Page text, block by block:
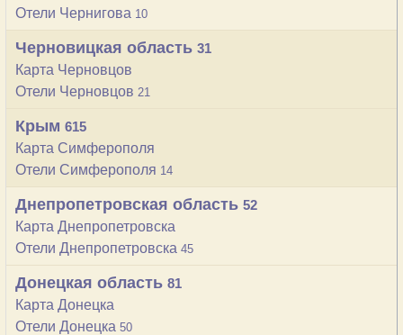
Отели Чернигова 10
Черновицкая область 31
Карта Черновцов
Отели Черновцов 21
Крым 615
Карта Симферополя
Отели Симферополя 14
Днепропетровская область 52
Карта Днепропетровска
Отели Днепропетровска 45
Донецкая область 81
Карта Донецка
Отели Донецка 50